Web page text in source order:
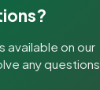
available on our
any questions